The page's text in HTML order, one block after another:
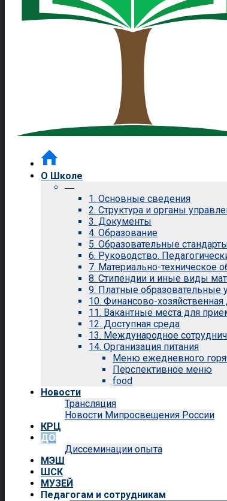
О Школе
—
1. Основные сведения
2. Структура и органы
3. Документы
4. Образование
5. Образовательные
6. Руководство.
7. Материально-техническое
8. Стипендии и иные виды
9. Платные образовательные
10. Финансово-хозяйственная
11. Вакантные места для
12. Доступная среда
13. Международное
14. Организация питания
Меню ежедневного
Перспективное меню
food
Новости
Трансляция
Новости Мипросвещения России
КРЦ
ДО
Диссеминации опыта
МЭШ
ШСК
МУЗЕЙ
Педагогам и сотрудникам